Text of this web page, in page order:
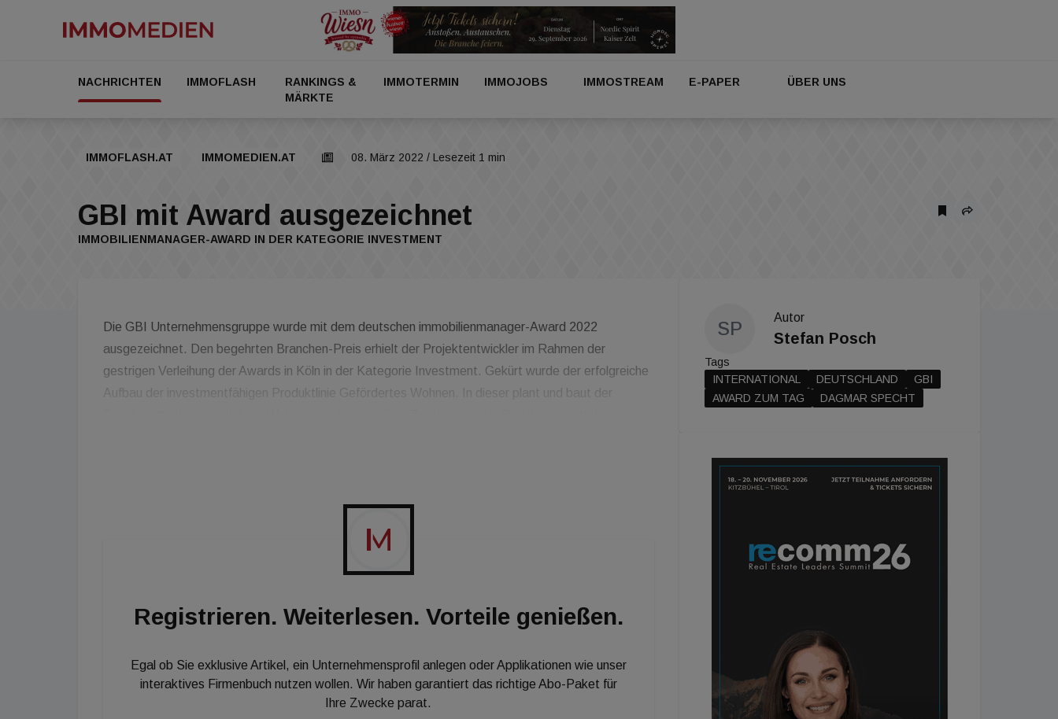
NACHRICHTEN IMMOFLASH
RANKINGS &
MÄRKTE
IMMOTERMIN IMMOJOBS IMMOSTREAM E-PAPER ÜBER UNS
IMMOFLASH.AT IMMOMEDIEN.AT 08. März 2022 / Lesezeit 1 min
GBI mit Award ausgezeichnet
IMMOBILIENMANAGER-AWARD IN DER KATEGORIE INVESTMENT
Die GBI Unternehmensgruppe wurde mit dem deutschen immobilienmanager-Award 2022
ausgezeichnet. Den begehrten Branchen-Preis erhielt der Projektentwickler im Rahmen der
gestrigen Verleihung der Awards in Köln in der Kategorie Investment. Gekürt wurde der erfolgreiche
Aufbau der investmentfähigen Produktlinie Gefördertes Wohnen. In dieser plant und baut der
Registrieren. Weiterlesen. Vorteile genießen.
Egal ob Sie exklusive Artikel, ein Unternehmensprofil anlegen oder Applikationen wie unser
interaktives Firmenbuch nutzen wollen. Wir haben garantiert das richtige Abo-Paket für
Ihre Zwecke parat.
SP
Autor
Stefan Posch
Tags
INTERNATIONAL
DEUTSCHLAND
GBI
AWARD ZUM TAG
DAGMAR SPECHT